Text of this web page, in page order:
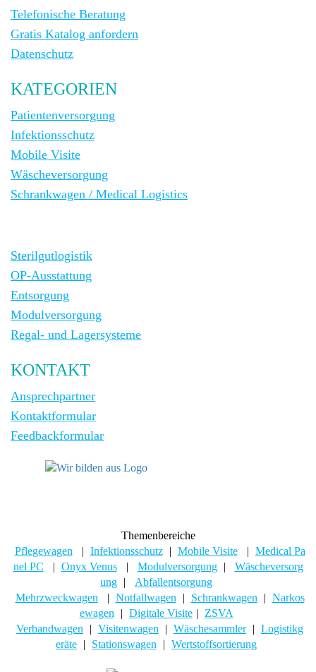
Telefonische Beratung
Gratis Katalog anfordern
Datenschutz
KATEGORIEN
Patientenversorgung
Infektionsschutz
Mobile Visite
Wäscheversorgung
Schrankwagen / Medical Logistics
Sterilgutlogistik
OP-Ausstattung
Entsorgung
Modulversorgung
Regal- und Lagersysteme
KONTAKT
Ansprechpartner
Kontaktformular
Feedbackformular
Themenbereiche
Pflegewagen
| Infektionsschutz | Mobile Visite | Medical Pa
nel PC
| Onyx Venus | Modulversorgung |
Wäscheversorg
ung |
Abfallentsorgung
Mehrzweckwagen
| Notfallwagen | Schrankwagen | Narkos
ewagen
| Digitale Visite |
ZSVA
Verbandwagen
| Visitenwagen | Wäschesammler | Logistikg
eräte | Stationswagen | Wertstoffsortierung